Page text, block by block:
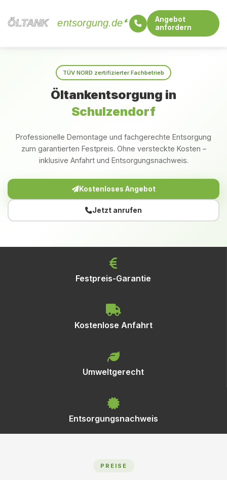
ÖLTANK
ÖLTANK entsorgung.de
Angebot
anfordern
TÜV NORD zertifizierter Fachbetrieb
Öltankentsorgung in
Schulzendorf
Professionelle Demontage und fachgerechte Entsorgung
zum garantierten Festpreis. Ohne versteckte Kosten –
inklusive Anfahrt und Entsorgungsnachweis.
Kostenloses Angebot
Jetzt anrufen
Festpreis-Garantie
Kostenlose Anfahrt
Umweltgerecht
Entsorgungsnachweis
PREISE